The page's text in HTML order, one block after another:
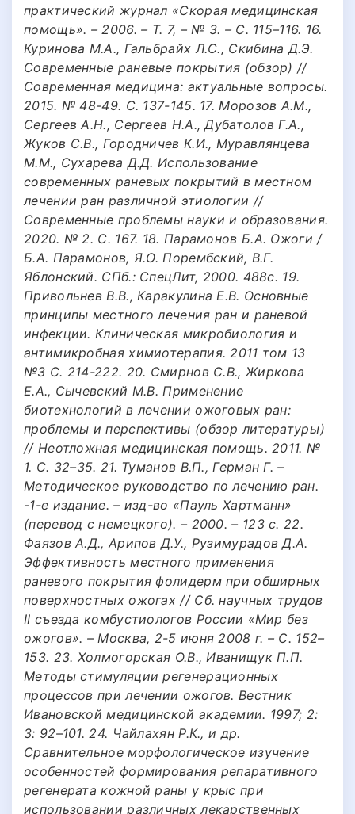
практический жyрнал «Скорая медицинская
помощь». – 2006. – Т. 7, – № 3. – С. 115–116. 16.
Куринова М.А., Гальбрайх Л.С., Скибина Д.Э.
Современные раневые покрытия (обзор) //
Современная медицина: актуальные вопросы.
2015. № 48-49. С. 137-145. 17. Морозов А.М.,
Сергеев А.Н., Сергеев Н.А., Дубатолов Г.А.,
Жуков С.В., Городничев К.И., Муравлянцева
М.М., Сухарева Д.Д. Использование
современных раневых покрытий в местном
лечении ран различной этиологии //
Современные проблемы науки и образования.
2020. № 2. С. 167. 18. Парамонов Б.А. Ожоги /
Б.А. Парамонов, Я.О. Порембский, В.Г.
Яблонский. СПб.: СпецЛит, 2000. 488с. 19.
Привольнев В.В., Каракулина Е.В. Основные
принципы местного лечения ран и раневой
инфекции. Клиническая микробиология и
антимикробная химиотерапия. 2011 том 13
№3 С. 214-222. 20. Смирнов С.В., Жиркова
Е.А., Сычевский М.В. Применение
биотехнологий в лечении ожоговых ран:
проблемы и перспективы (обзор литературы)
// Неотложная медицинская помощь. 2011. №
1. С. 32–35. 21. Туманов В.П., Герман Г. –
Методическое руководство по лечению ран.
-1-е издание. – изд-во «Пауль Хартманн»
(перевод с немецкого). – 2000. – 123 с. 22.
Фаязов А.Д., Арипов Д.У., Рузимурадов Д.А.
Эффективность местного применения
раневого покрытия фолидерм при обширных
поверхностных ожогах // Сб. научных трудов
II съезда комбустиологов России «Мир без
ожогов». – Москва, 2-5 июня 2008 г. – С. 152–
153. 23. Холмогорская О.В., Иванищук П.П.
Методы стимуляции регенерационных
процессов при лечении ожогов. Вестник
Ивановской медицинской академии. 1997; 2:
3: 92–101. 24. Чайлахян Р.К., и др.
Сравнительное морфологическое изучение
особенностей формирования репаративного
регенерата кожной раны у крыс при
использовании различных лекарственных